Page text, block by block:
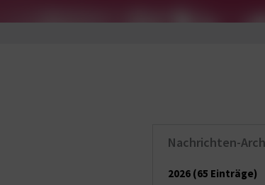
Nachrichten-
2026 (65 Einträge)